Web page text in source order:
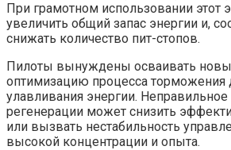
При грамотном использовании этот
увеличить общий запас энергии и,
снижать количество пит-стопов.
Пилоты вынуждены осваивать
оптимизацию процесса торможения
улавливания энергии.
регенерации может снизить
или вызвать нестабильность
высокой концентрации и опыта.